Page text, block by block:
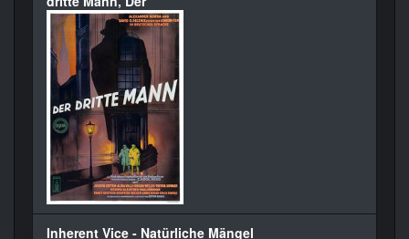
Inherent Vice - Natürliche Mängel